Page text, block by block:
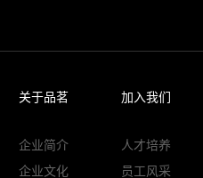
关于品茗
企业简介
企业文化
加入我们
人才培养
员工风采